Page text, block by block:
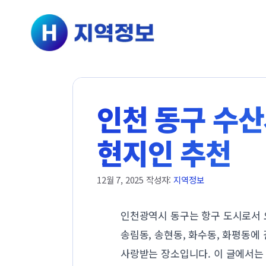
건너뛰기
인천 동구 수
현지인 추천
12월 7, 2025 작성자:지역정보
인천광역시 동구는 항구 도시로
송림동, 송현동, 화수동, 화평동에
사랑받는 장소입니다. 이 글에서